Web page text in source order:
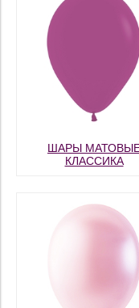
ШАРЫ
КЛАССИКА